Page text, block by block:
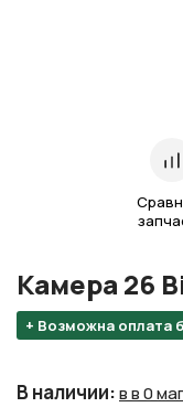
+ Возможна оплата
Камера 26
В наличии:в в 0